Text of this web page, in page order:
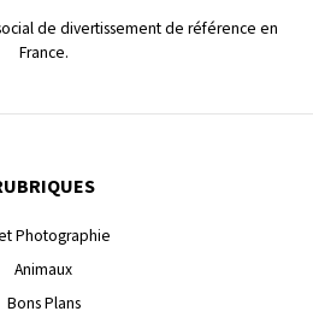
de divertissement de référence en
France.
Photographie
Animaux
Bons Plans